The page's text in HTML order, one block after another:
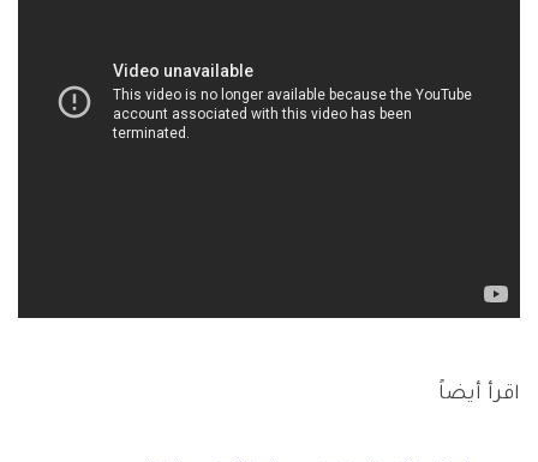
اقرأ أيضاً